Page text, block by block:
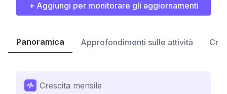
+ Aggiungi per monitorare gli aggiornamenti
Panoramica Approfondimenti sulle attività
Crescita mensile